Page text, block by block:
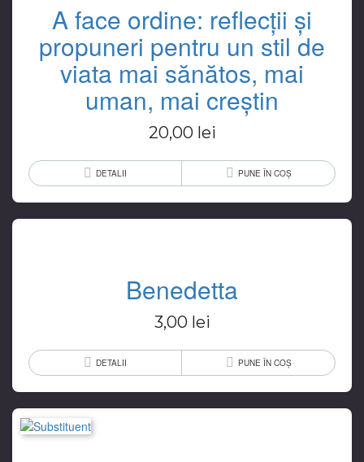
A face ordine: reflecții și
propuneri pentru un stil de
viata mai sănătos, mai
uman, mai creștin
20,00 lei
DETALII PUNE ÎN COȘ
Benedetta
3,00 lei
DETALII PUNE ÎN COȘ